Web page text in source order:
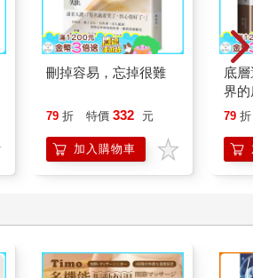
刪掉容易，忘掉很難
79 折 特價 332 元
加入購物車
底
界
79 折